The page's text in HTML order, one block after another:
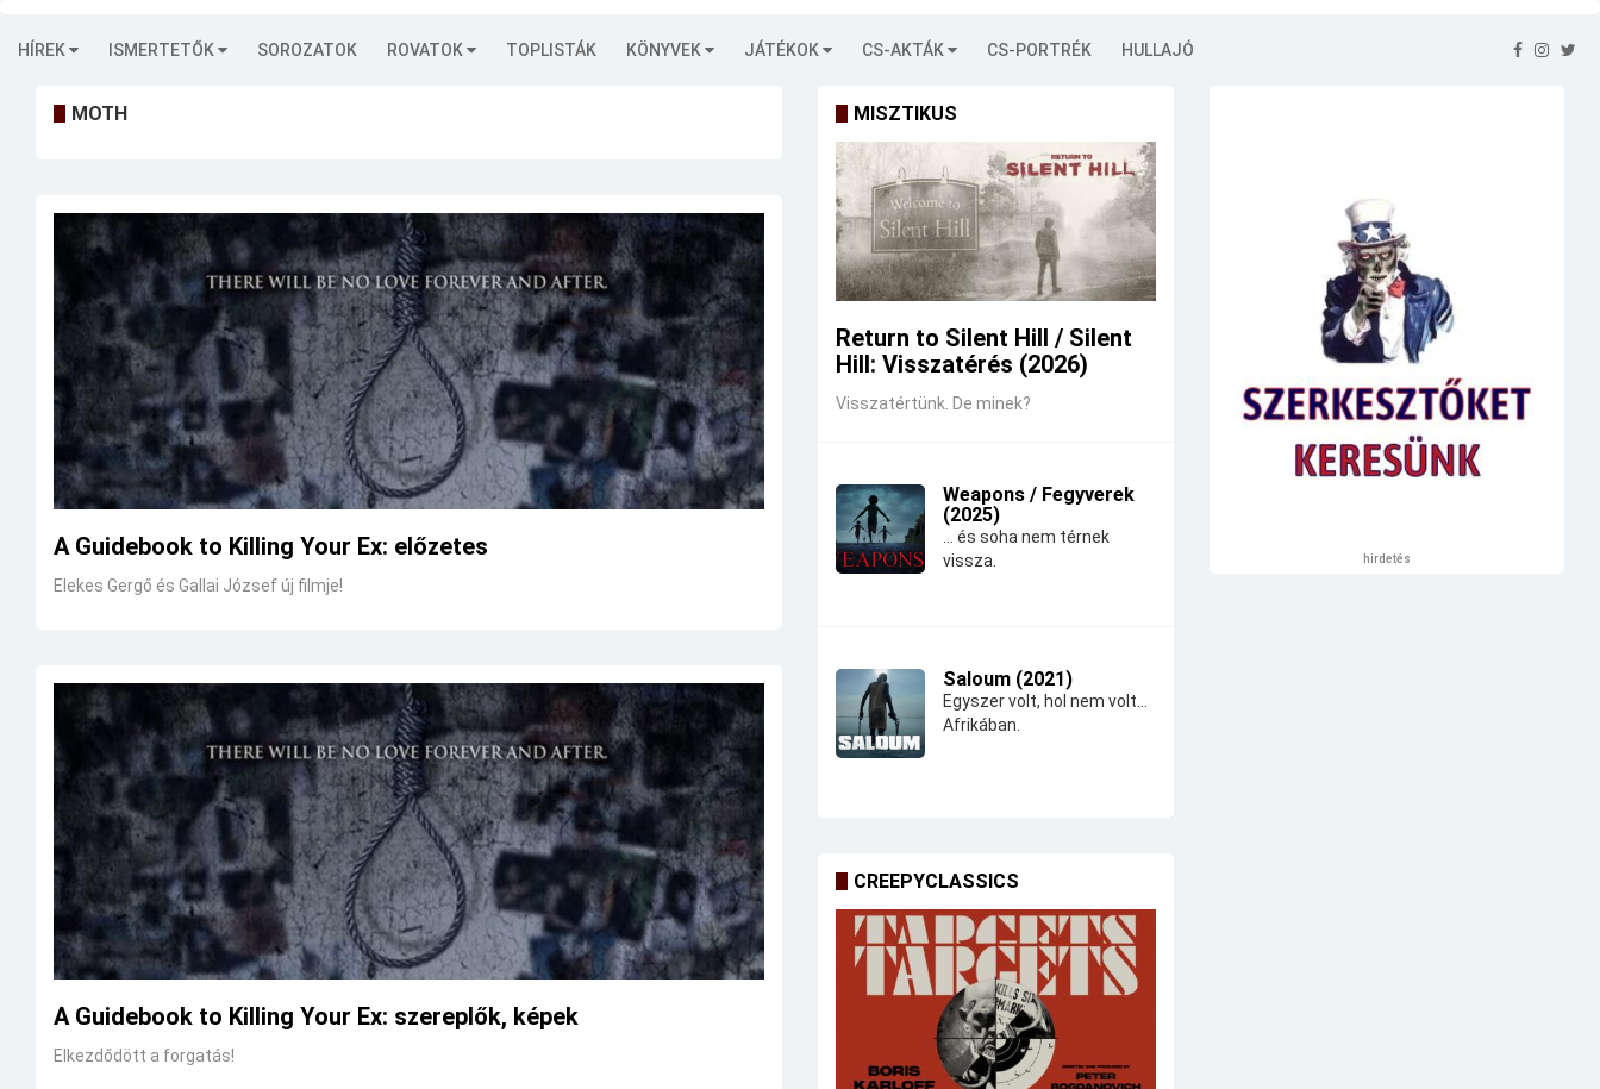
HÍREK ISMERTETŐK SOROZATOK ROVATOK TOPLISTÁK KÖNYVEK JÁTÉKOK CS-AKTÁK CS-PORTRÉK HULLAJÓ
MOTH
A Guidebook to Killing Your Ex: előzetes
Elekes Gergő és Gallai József új filmje!
A Guidebook to Killing Your Ex: szereplők, képek
Elkezdődött a forgatás!
MISZTIKUS
Return to Silent Hill / Silent
Hill: Visszatérés (2026)
Visszatértünk. De minek?
Weapons / Fegyverek
(2025)
... és soha nem térnek
vissza.
Saloum (2021)
Egyszer volt, hol nem volt...
Afrikában.
CREEPYCLASSICS
hirdetés